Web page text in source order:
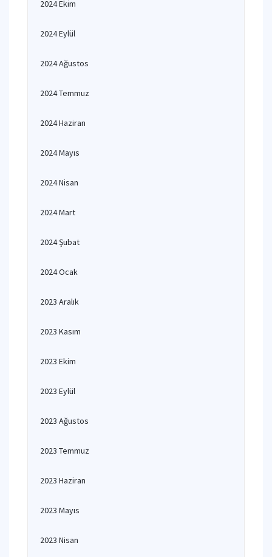
2024 Ekim
2024 Eylül
2024 Ağustos
2024 Temmuz
2024 Haziran
2024 Mayıs
2024 Nisan
2024 Mart
2024 Şubat
2024 Ocak
2023 Aralık
2023 Kasım
2023 Ekim
2023 Eylül
2023 Ağustos
2023 Temmuz
2023 Haziran
2023 Mayıs
2023 Nisan